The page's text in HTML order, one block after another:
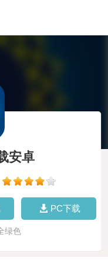
安卓
PC下载
绿色